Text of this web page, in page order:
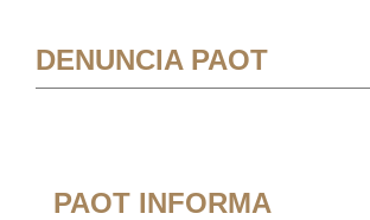
DENUNCIA PAOT
PAOT INFORMA